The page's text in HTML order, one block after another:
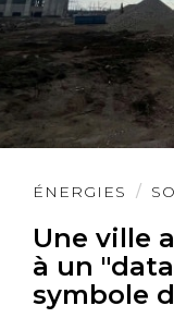
ÉNERGIES
Une ville
à un
symbole
Lire